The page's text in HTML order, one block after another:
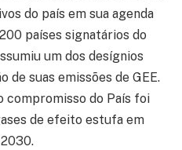
do país em sua agenda
países signatários do
um dos desígnios
de suas emissões de GEE.
compromisso do País foi
de efeito estufa em